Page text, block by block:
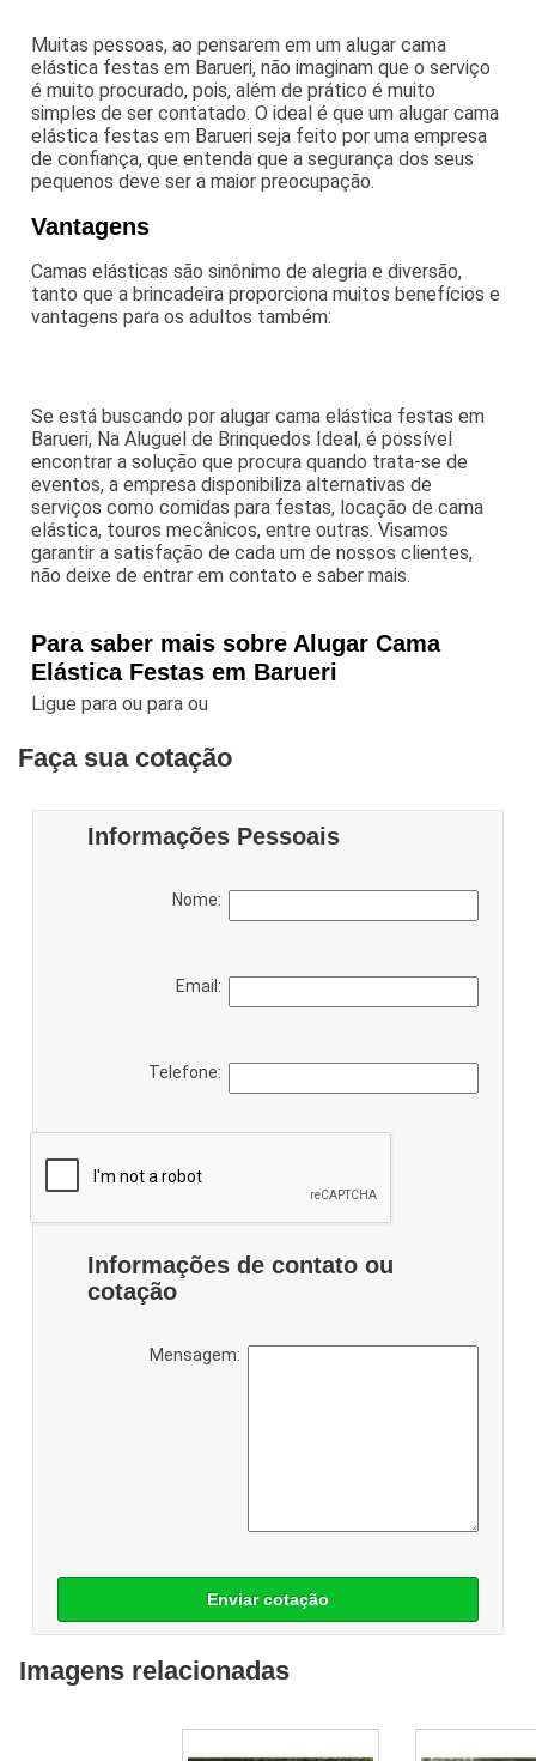
Muitas pessoas, ao pensarem em um alugar cama
elástica festas em Barueri, não imaginam que o serviço
é muito procurado, pois, além de prático é muito
simples de ser contatado. O ideal é que um alugar cama
elástica festas em Barueri seja feito por uma empresa
de confiança, que entenda que a segurança dos seus
pequenos deve ser a maior preocupação.
Vantagens
Camas elásticas são sinônimo de alegria e diversão,
tanto que a brincadeira proporciona muitos benefícios e
vantagens para os adultos também:
Se está buscando por alugar cama elástica festas em
Barueri, Na Aluguel de Brinquedos Ideal, é possível
encontrar a solução que procura quando trata-se de
eventos, a empresa disponibiliza alternativas de
serviços como comidas para festas, locação de cama
elástica, touros mecânicos, entre outras. Visamos
garantir a satisfação de cada um de nossos clientes,
não deixe de entrar em contato e saber mais.
Para saber mais sobre Alugar Cama
Elástica Festas em Barueri
Ligue paraou paraou
Faça sua cotação
Informações Pessoais
Nome:
Email:
Telefone:
Informações de contato ou
cotação
Mensagem:
Enviar cotação
Imagens relacionadas